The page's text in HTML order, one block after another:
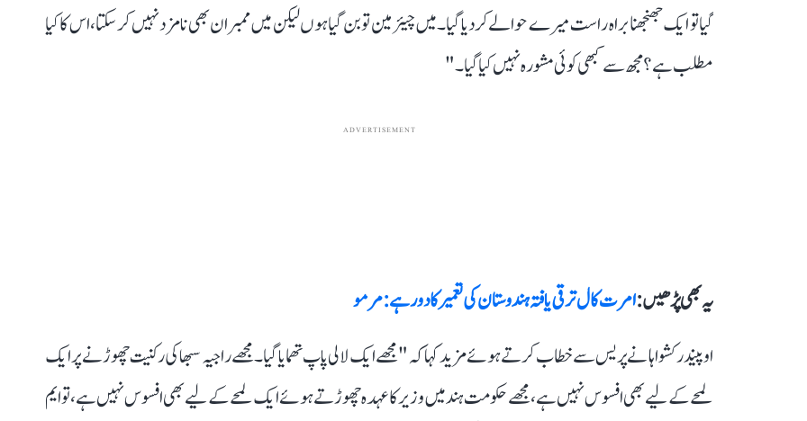
گیا تو ایک جھنجھنا براہ راست میرے حوالے کر دیا گیا۔ میں چیئرمین تو بن گیا ہوں لیکن میں ممبران بھی نامزد نہیں کر سکتا، اس کا کیا
مطلب ہے؟ مجھ سے کبھی کوئی مشورہ نہیں کیا گیا۔"
ADVERTISEMENT
یہ بھی پڑھیں :امرت کال ترقی یافتہ ہندوستان کی تعمیر کا دور ہے: مرمو
اوپیندر کشواہا نے پریس سے خطاب کرتے ہوئے مزید کہا کہ "مجھے ایک لالی پاپ تھمایا گیا۔ مجھے راجیہ سبھا کی رکنیت چھوڑنے پر ایک
لمحے کے لیے بھی افسوس نہیں ہے، مجھے حکومت ہند میں وزیر کا عہدہ چھوڑتے ہوئے ایک لمحے کے لیے بھی افسوس نہیں ہے، تو ایم